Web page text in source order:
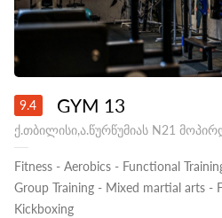
9.4 GYM 13
ქ.თბილისი,ა.წურწუმიას N21
Fitness - Aerobics - Functional
Group Training - Mixed martial arts -
Kickboxing